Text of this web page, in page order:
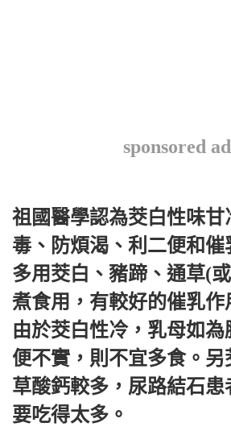
sponsored
祖國醫學認為茭白性味甘
毒、防煩渴、利二便和催
多用茭白、豬蹄、通草(
煮食用，有較好的催乳作
由於茭白性冷，乳母如
便不實，則不宜多食。另
草酸鈣較多，尿路結石患
要吃得太多。